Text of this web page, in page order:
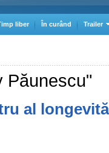
liber În curând Trailer
Păunescu"
al